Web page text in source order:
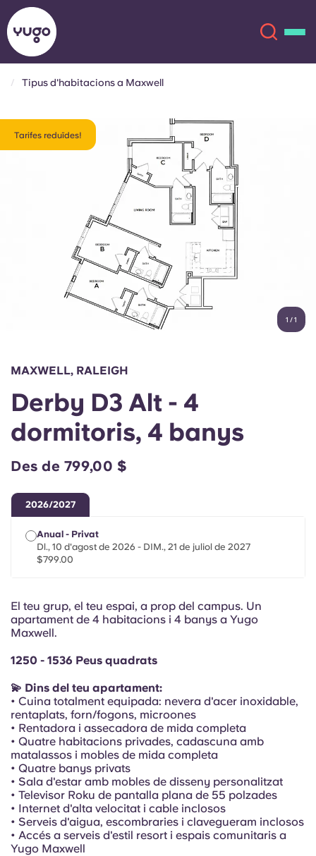
Ubicacions
Compte
English (GB)
Chinese
Español
French
Selecciona un país
Inicia la sessió
English (US)
Chinese Español
Català Deutsch
Italian French
Portuguese
Tipus d'habitacions a Maxwell
Tarifes reduïdes!
1 /1
MAXWELL, RALEIGH
Derby D3 Alt - 4
dormitoris, 4 banys
Des de 799,00 $
2026/2027
Anual - Privat
Dl., 10 d'agost de 2026 - DIM., 21 de juliol de 2027
$799.00
El teu grup, el teu espai, a prop del campus. Un
apartament de 4 habitacions i 4 banys a Yugo
Maxwell.
1250 - 1536 Peus quadrats
💫 Dins del teu apartament:
• Cuina totalment equipada: nevera d'acer inoxidable,
rentaplats, forn/fogons, microones
• Rentadora i assecadora de mida completa
• Quatre habitacions privades, cadascuna amb
matalassos i mobles de mida completa
• Quatre banys privats
• Sala d'estar amb mobles de disseny personalitzat
• Televisor Roku de pantalla plana de 55 polzades
• Internet d'alta velocitat i cable inclosos
• Serveis d'aigua, escombraries i clavegueram inclosos
• Accés a serveis d'estil resort i espais comunitaris a
Yugo Maxwell